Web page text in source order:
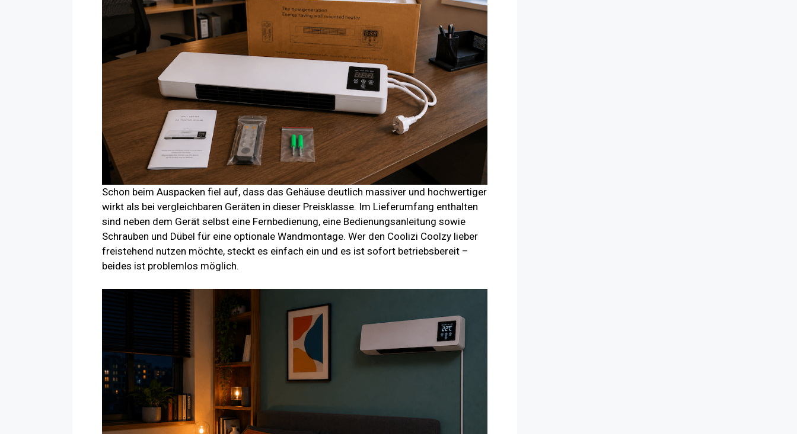
Schon beim Auspacken fiel auf, dass das Gehäuse deutlich massiver und hochwertiger
wirkt als bei vergleichbaren Geräten in dieser Preisklasse. Im Lieferumfang enthalten
sind neben dem Gerät selbst eine Fernbedienung, eine Bedienungsanleitung sowie
Schrauben und Dübel für eine optionale Wandmontage. Wer den Coolizi Coolzy lieber
freistehend nutzen möchte, steckt es einfach ein und es ist sofort betriebsbereit –
beides ist problemlos möglich.